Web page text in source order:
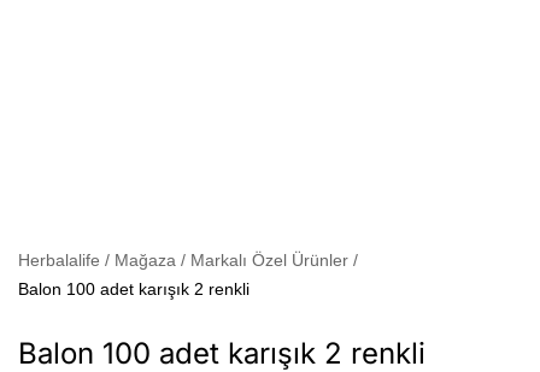
Herbalalife Mağaza
Markalı Özel Ürünler
Balon 100 adet karışık 2 renkli
Balon 100 adet karışık 2 renkli